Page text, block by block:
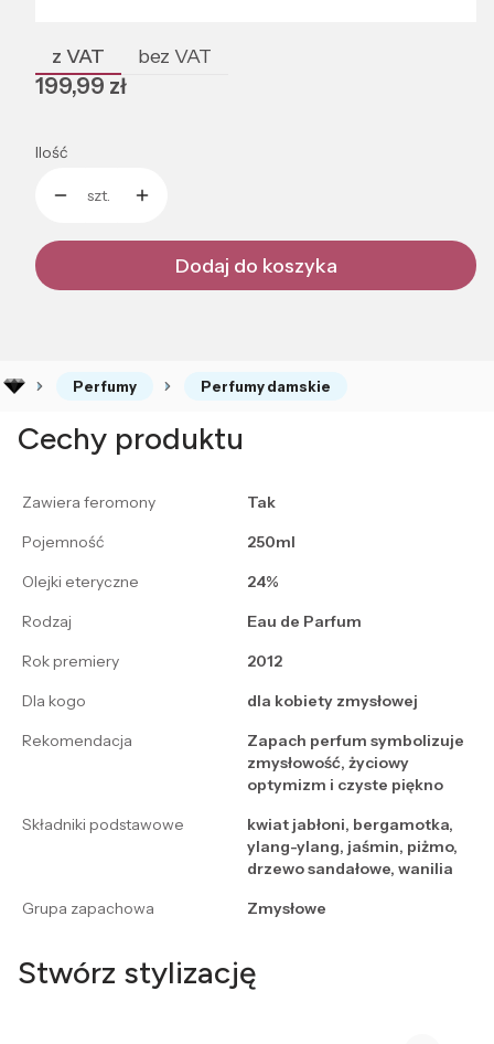
z VAT bez VAT
Cena
199,99 zł
Ilość
szt.
Dodaj do koszyka
Perfumy Perfumy damskie
Cechy produktu
Zawiera feromony
Tak
Pojemność
250ml
Olejki eteryczne
24%
Rodzaj
Eau de Parfum
Rok premiery
2012
Dla kogo
dla kobiety zmysłowej
Rekomendacja
Zapach perfum symbolizuje
zmysłowość, życiowy
optymizm i czyste piękno
Składniki podstawowe
kwiat jabłoni, bergamotka,
ylang-ylang, jaśmin, piżmo,
drzewo sandałowe, wanilia
Grupa zapachowa
Zmysłowe
Stwórz stylizację